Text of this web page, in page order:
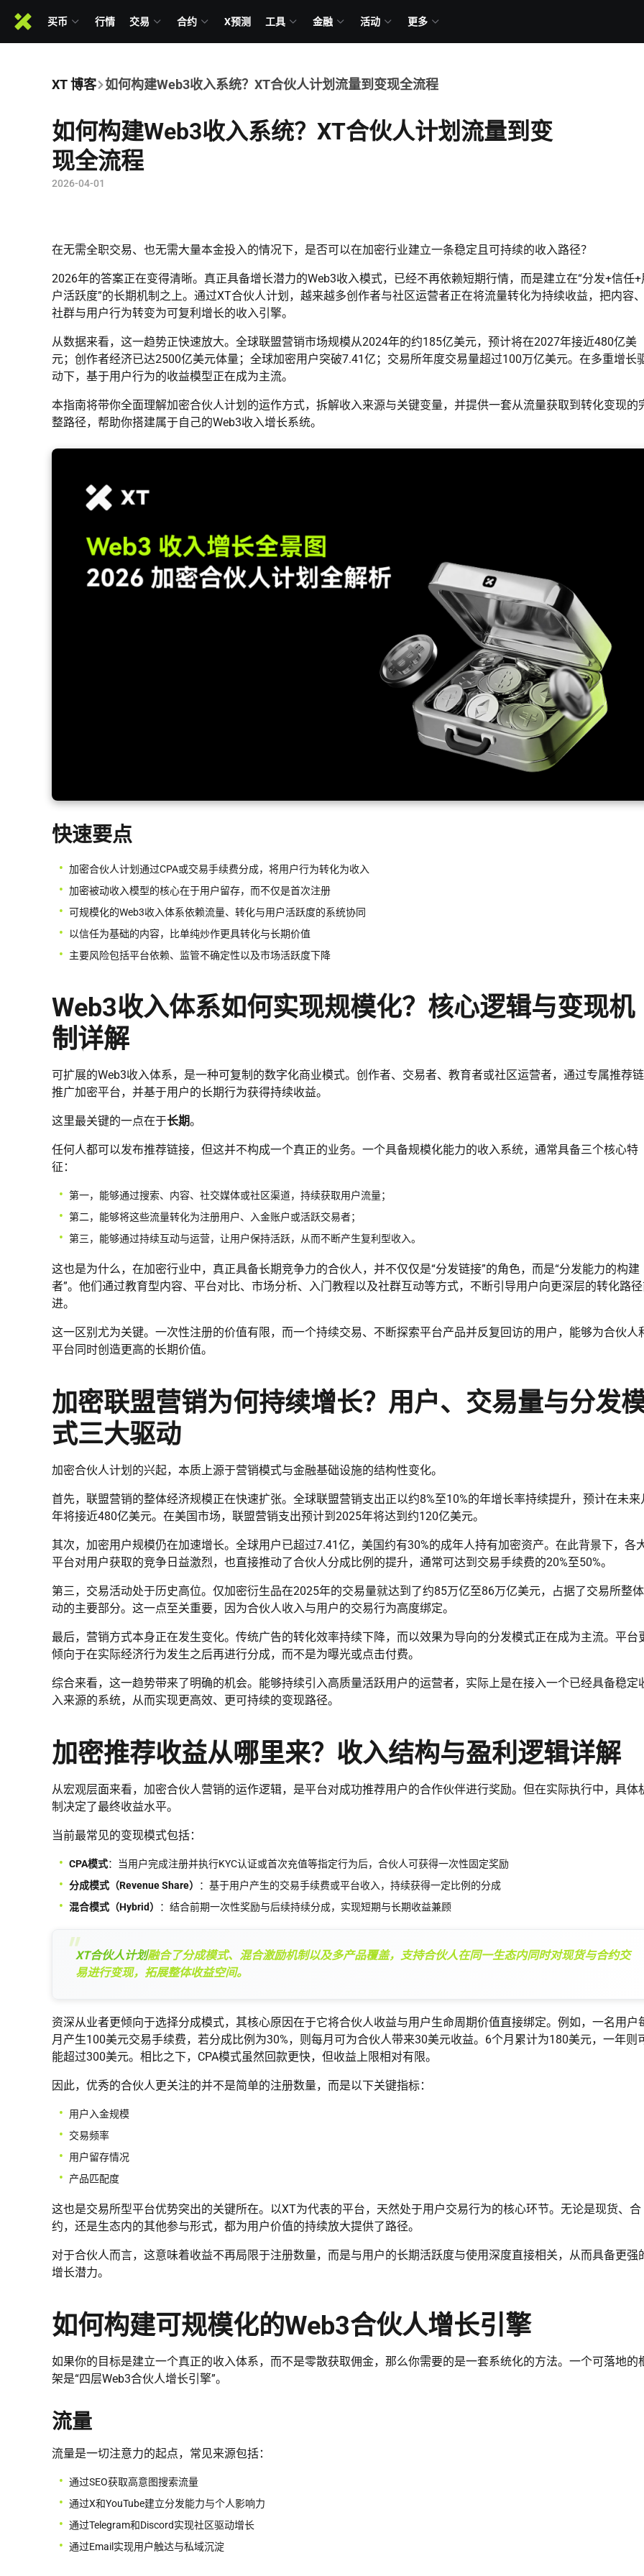
买币 行情 交易 合约 X预测 工具 金融 活动 更多
XT 博客 如何构建Web3收入系统？XT合伙人计划流量到变现全流程
如何构建Web3收入系统？XT合伙人计划流量到变
现全流程
2026-04-01
在无需全职交易、也无需大量本金投入的情况下，是否可以在加密行业建立一条稳定且可持续的收入路径？
2026年的答案正在变得清晰。真正具备增长潜力的Web3收入模式，已经不再依赖短期行情，而是建立在“分发+信任+
户活跃度”的长期机制之上。通过XT合伙人计划，越来越多创作者与社区运营者正在将流量转化为持续收益，把内容
社群与用户行为转变为可复利增长的收入引擎。
从数据来看，这一趋势正快速放大。全球联盟营销市场规模从2024年的约185亿美元，预计将在2027年接近480亿美
元；创作者经济已达2500亿美元体量；全球加密用户突破7.41亿；交易所年度交易量超过100万亿美元。在多重增长
动下，基于用户行为的收益模型正在成为主流。
本指南将带你全面理解加密合伙人计划的运作方式，拆解收入来源与关键变量，并提供一套从流量获取到转化变现的
整路径，帮助你搭建属于自己的Web3收入增长系统。
快速要点
加密合伙人计划通过CPA或交易手续费分成，将用户行为转化为收入
加密被动收入模型的核心在于用户留存，而不仅是首次注册
可规模化的Web3收入体系依赖流量、转化与用户活跃度的系统协同
以信任为基础的内容，比单纯炒作更具转化与长期价值
主要风险包括平台依赖、监管不确定性以及市场活跃度下降
Web3收入体系如何实现规模化？核心逻辑与变现机
制详解
可扩展的Web3收入体系，是一种可复制的数字化商业模式。创作者、交易者、教育者或社区运营者，通过专属推荐
推广加密平台，并基于用户的长期行为获得持续收益。
这里最关键的一点在于长期。
任何人都可以发布推荐链接，但这并不构成一个真正的业务。一个具备规模化能力的收入系统，通常具备三个核心特
征：
第一，能够通过搜索、内容、社交媒体或社区渠道，持续获取用户流量；
第二，能够将这些流量转化为注册用户、入金账户或活跃交易者；
第三，能够通过持续互动与运营，让用户保持活跃，从而不断产生复利型收入。
这也是为什么，在加密行业中，真正具备长期竞争力的合伙人，并不仅仅是“分发链接”的角色，而是“分发能力的构建
者”。他们通过教育型内容、平台对比、市场分析、入门教程以及社群互动等方式，不断引导用户向更深层的转化路
进。
这一区别尤为关键。一次性注册的价值有限，而一个持续交易、不断探索平台产品并反复回访的用户，能够为合伙人
平台同时创造更高的长期价值。
加密联盟营销为何持续增长？用户、交易量与分发
式三大驱动
加密合伙人计划的兴起，本质上源于营销模式与金融基础设施的结构性变化。
首先，联盟营销的整体经济规模正在快速扩张。全球联盟营销支出正以约8%至10%的年增长率持续提升，预计在未来
年将接近480亿美元。在美国市场，联盟营销支出预计到2025年将达到约120亿美元。
其次，加密用户规模仍在加速增长。全球用户已超过7.41亿，美国约有30%的成年人持有加密资产。在此背景下，各
平台对用户获取的竞争日益激烈，也直接推动了合伙人分成比例的提升，通常可达到交易手续费的20%至50%。
第三，交易活动处于历史高位。仅加密衍生品在2025年的交易量就达到了约85万亿至86万亿美元，占据了交易所整
动的主要部分。这一点至关重要，因为合伙人收入与用户的交易行为高度绑定。
最后，营销方式本身正在发生变化。传统广告的转化效率持续下降，而以效果为导向的分发模式正在成为主流。平台
倾向于在实际经济行为发生之后再进行分成，而不是为曝光或点击付费。
综合来看，这一趋势带来了明确的机会。能够持续引入高质量活跃用户的运营者，实际上是在接入一个已经具备稳定
入来源的系统，从而实现更高效、更可持续的变现路径。
加密推荐收益从哪里来？收入结构与盈利逻辑详解
从宏观层面来看，加密合伙人营销的运作逻辑，是平台对成功推荐用户的合作伙伴进行奖励。但在实际执行中，具体
制决定了最终收益水平。
当前最常见的变现模式包括：
CPA模式：当用户完成注册并执行KYC认证或首次充值等指定行为后，合伙人可获得一次性固定奖励
分成模式（Revenue Share）
：基于用户产生的交易手续费或平台收入，持续获得一定比例的分成
混合模式（Hybrid）
：结合前期一次性奖励与后续持续分成，实现短期与长期收益兼顾
XT合伙人计划融合了分成模式、混合激励机制以及多产品覆盖，支持合伙人在同一生态内同时对现货与合约交
易进行变现，拓展整体收益空间。
资深从业者更倾向于选择分成模式，其核心原因在于它将合伙人收益与用户生命周期价值直接绑定。例如，一名用户
月产生100美元交易手续费，若分成比例为30%，则每月可为合伙人带来30美元收益。6个月累计为180美元，一年则
能超过300美元。相比之下，CPA模式虽然回款更快，但收益上限相对有限。
因此，优秀的合伙人更关注的并不是简单的注册数量，而是以下关键指标：
用户入金规模
交易频率
用户留存情况
产品匹配度
这也是交易所型平台优势突出的关键所在。以XT为代表的平台，天然处于用户交易行为的核心环节。无论是现货、合
约，还是生态内的其他参与形式，都为用户价值的持续放大提供了路径。
对于合伙人而言，这意味着收益不再局限于注册数量，而是与用户的长期活跃度与使用深度直接相关，从而具备更强
增长潜力。
如何构建可规模化的Web3合伙人增长引擎
如果你的目标是建立一个真正的收入体系，而不是零散获取佣金，那么你需要的是一套系统化的方法。一个可落地的
架是“四层Web3合伙人增长引擎”。
流量
流量是一切注意力的起点，常见来源包括：
通过SEO获取高意图搜索流量
通过X和YouTube建立分发能力与个人影响力
通过Telegram和Discord实现社区驱动增长
通过Email实现用户触达与私域沉淀